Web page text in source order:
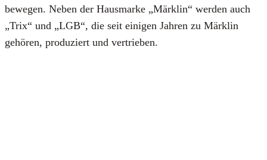
bewe­gen. Neben der Haus­mar­ke „Märk­lin“ wer­den auch
„Trix“ und „LGB“, die seit eini­gen Jah­ren zu Märk­lin
gehö­ren, pro­du­ziert und ver­trie­ben.